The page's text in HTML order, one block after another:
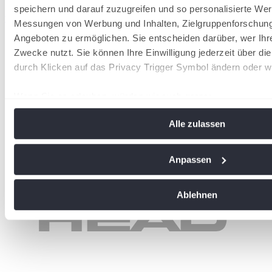
speichern und darauf zuzugreifen und so personalisierte
Messungen von Werbung und Inhalten,
Angeboten zu ermöglichen. Sie entscheiden darüber, wer
Zwecke nutzt. Sie können Ihre Einwilligung jederzeit über
durch Klicken auf das Privacy Trigger Symbol ändern oder
Ihr Gerät durch aktives Scannen nach bestimmten
Erfahren Sie mehr darüber, wie Ihre persönlichen Daten
soziale Medien anbieten zu können und die Zugriffe auf
Alle zulassen
Anpassen
Ablehnen
wird in einer neuen Registerkarte geöffnet